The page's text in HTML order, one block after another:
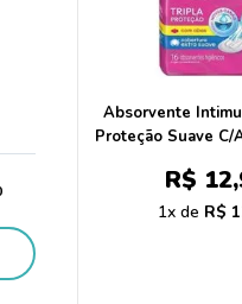
Absorvente
Proteção Suave C/
R$ 12,
1 R$